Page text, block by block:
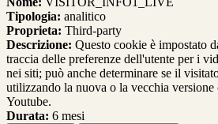
Tipologia: analitico
Proprieta: Third-party
Descrizione: Questo cookie è impostato
traccia delle preferenze dell'utente per i
nei siti; può anche determinare se il
utilizzando la nuova o la vecchia
Youtube.
Durata: 6 mesi